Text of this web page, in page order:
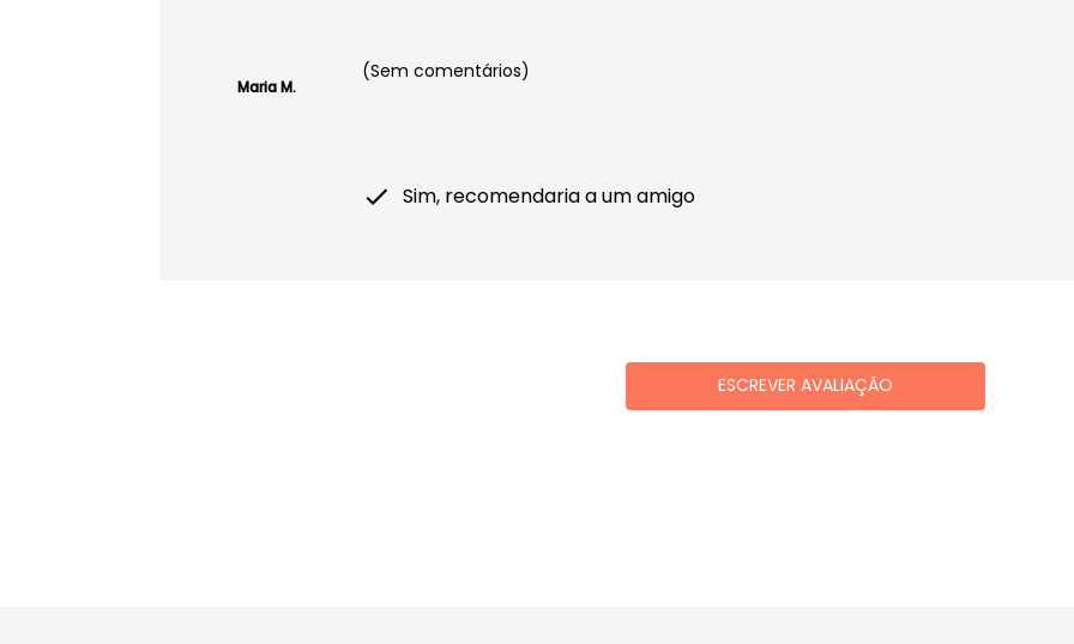
Maria M.
(Sem comentários)
Sim, recomendaria a um amigo
ESCREVER AVALIAÇÃO